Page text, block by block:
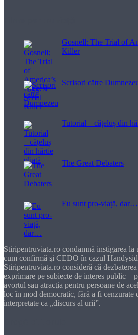
Gosnell: The Trial of
Killer
Scrisori către Dumnezeu
Tutorial – cățeluș din
The Great Debaters
Eu sunt pro-viață, dar…
Stiripentruviata.ro condamnă instigarea la
cum confirmă şi CEDO în cazul
Stiripentruviata.ro consideră că
exprimare pe subiecte de interes public –
avortul sau atracţia pentru persoane de
loc în mod democratic, fără a fi cenzurate
interpretate ca „discurs al urii”.